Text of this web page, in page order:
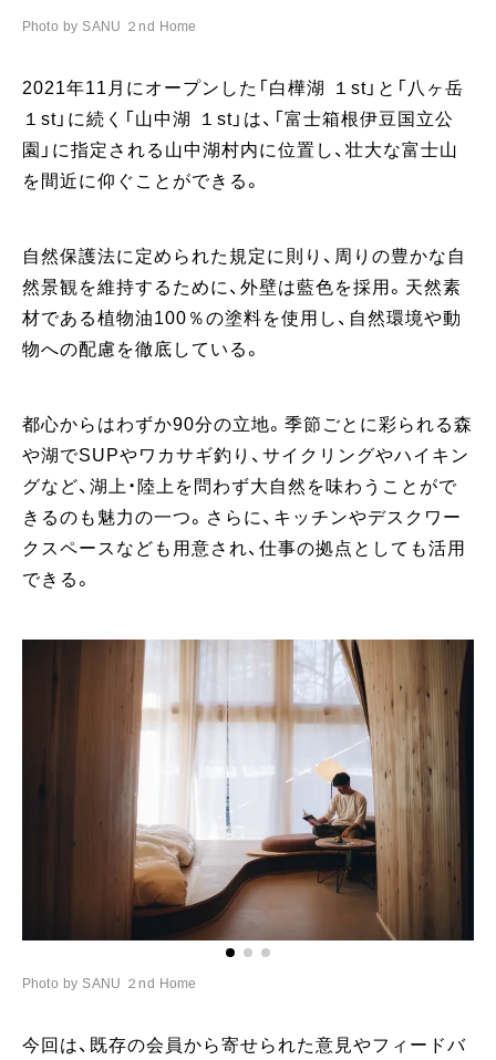
Photo by SANU ２nd Home
2021年11月にオープンした「白樺湖 １st」と「八ヶ岳
１st」に続く「山中湖 １st」は、「富士箱根伊豆国立公
園」に指定される山中湖村内に位置し、壮大な富士山
を間近に仰ぐことができる。
自然保護法に定められた規定に則り、周りの豊かな自
然景観を維持するために、外壁は藍色を採用。天然素
材である植物油100％の塗料を使用し、自然環境や動
物への配慮を徹底している。
都心からはわずか90分の立地。季節ごとに彩られる森
や湖でSUPやワカサギ釣り、サイクリングやハイキン
グなど、湖上・陸上を問わず大自然を味わうことがで
きるのも魅力の一つ。さらに、キッチンやデスクワー
クスペースなども用意され、仕事の拠点としても活用
できる。
Photo by SANU ２nd Home
今回は、既存の会員から寄せられた意見やフィードバ